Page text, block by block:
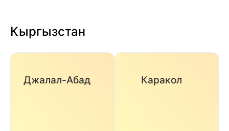
Кыргызстан
Джалал-Абад Каракол